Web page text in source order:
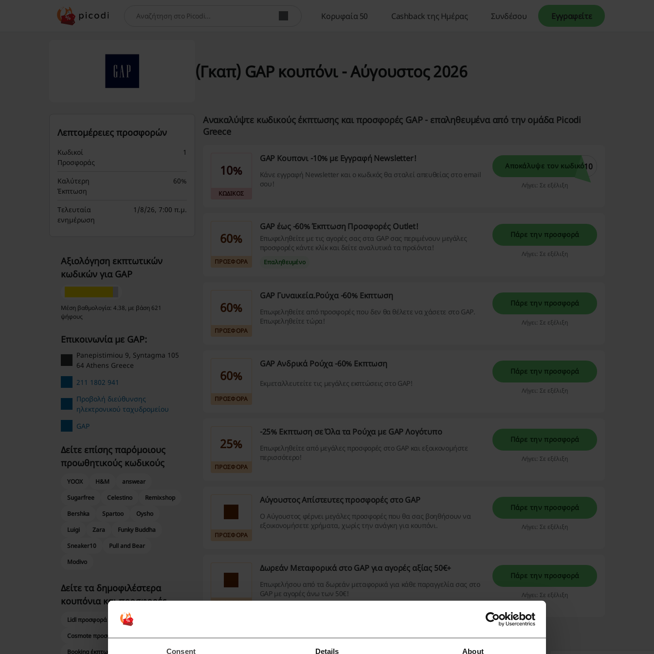
Consent Details About
Αναζήτηση Κορυφαία 50 Cashback της Ημέρας Συνδέσου Εγγραφείτε
(Γκαπ) GAP κουπόνι - Αύγουστος 2026
Ανακαλύψτε κωδικούς έκπτωσης και προσφορές GAP - επαληθευμένα από την ομάδα Picodi
Greece
10%
ΚΩΔΙΚΟΣ
GAP Κουπονι -10% με Εγγραφή Newsletter!
Κάνε εγγραφή Newsletter και ο κωδικός θα σταλεί απευθείας στο email
σου!
Αποκάλυψε τον κωδικόA10
Λήγει: Σε εξέλιξη
60%
ΠΡΟΣΦΟΡΑ
GAP έως -60% Έκπτωση Προσφορές Outlet!
Επωφεληθείτε με τις αγορές σας στα GAP σας περιμένουν μεγάλες
προσφορές κάντε κλίκ και δείτε αναλυτικά τα προϊόντα!
Επαληθευμένο
Πάρε την προσφορά
Λήγει: Σε εξέλιξη
60%
ΠΡΟΣΦΟΡΑ
GAP Γυναικεία.Ρούχα -60% Εκπτωση
Επωφεληθείτε από προσφορές που δεν θα θέλετε να χάσετε στο GAP.
Επωφεληθείτε τώρα!
Πάρε την προσφορά
Λήγει: Σε εξέλιξη
60%
ΠΡΟΣΦΟΡΑ
GAP Ανδρικά Ρούχα -60% Εκπτωση
Εκμεταλλευτείτε τις μεγάλες εκπτώσεις στο GAP!
Πάρε την προσφορά
Λήγει: Σε εξέλιξη
25%
ΠΡΟΣΦΟΡΑ
-25% Εκπτωση σε Όλα τα Ρούχα με GAP Λογότυπο
Επωφεληθείτε από μεγάλες προσφορές στο GAP και εξοικονομήστε
περισσότερο!
Πάρε την προσφορά
Λήγει: Σε εξέλιξη
ΠΡΟΣΦΟΡΑ
Αύγουστος Απίστευτες προσφορές στο GAP
Ο Αύγουστος φέρνει μεγάλες προσφορές που θα σας βοηθήσουν να
εξοικονομήσετε χρήματα, χωρίς την ανάγκη για κουπόνι.
Πάρε την προσφορά
Λήγει: Σε εξέλιξη
ΠΡΟΣΦΟΡΑ
Δωρεάν Μεταφορικά στο GAP για αγορές αξίας 50€+
Επωφελήσου από τα δωρεάν μεταφορικά για κάθε παραγγελία σας στο
GAP με αγορές άνω των 50€!
Πάρε την προσφορά
Λήγει: Σε εξέλιξη
Λεπτομέρειες προσφορών
Κωδικοί
Προσφοράς
1
Καλύτερη
Έκπτωση
60%
Τελευταία
ενημέρωση
1/8/26, 7:00 π.μ.
Αξιολόγηση εκπτωτικών
κωδικών για GAP
Μέση βαθμολογία: 4.38, με βάση 621
ψήφους
Επικοινωνία με GAP:
Panepistimiou 9, Syntagma 105
64 Athens Greece
211 1802 941
Προβολή διεύθυνσης
ηλεκτρονικού ταχυδρομείου
GAP
Δείτε επίσης παρόμοιους
προωθητικούς κωδικούς
YOOX H&M
answear
Sugarfree
Celestino
Remixshop
Bershka
Spartoo
Oysho
Luigi
Zara
Funky Buddha
Sneaker10
Pull and Bear
Modivo
Δείτε τα δημοφιλέστερα
κουπόνια και προσφορές
Lidl προσφορά
About You κουπονι
Cosmote προσφορά
Booking έκπτωση